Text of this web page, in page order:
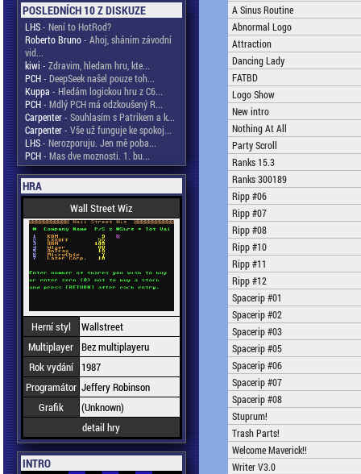
POSLEDNÍCH 10 Z DISKUZE
LHS- Není to HotRod?
Roberto Bruno- Ahoj, sháním závodní
vid...
kiwi - Zdravim, hledam hru, kte...
PCH- DeepSeek našel pouze toh...
Kuppa - Hledám logickou hru z C6...
PCH- Mdlý PCH má odzkoušený R...
Carpenter- Souhlasím s Patrikem a k...
Carpenter- Vše už funguje ke spokoj...
LHS- Nerozporuju. Jen mě poba...
PCH- Mas dve moznosti. 1. bu...
HRA
Wall Street Wiz
Herní styl
Wallstreet
Multiplayer Bez multiplayeru
Rok vydání
1987
Programátor Jeffery Robinson
Grafik
(Unknown)
detail hry
INTRO
A Sinus Routine
Abnormal Logo
Attraction
Dancing Lady
FATBD
Logo Show
New intro
Nothing At All
Party Scroll
Ranks 15.3
Ranks 300189
Ripp #06
Ripp #07
Ripp #08
Ripp #10
Ripp #11
Ripp #12
Spacerip #01
Spacerip #02
Spacerip #03
Spacerip #05
Spacerip #06
Spacerip #07
Spacerip #08
Stuprum!
Trash Parts!
Welcome Maverick!!
Writer V3.0